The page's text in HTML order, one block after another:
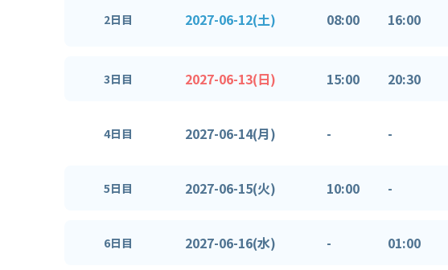
2日目 2027-06-12(土) 08:00 16:00
3日目 2027-06-13(日) 15:00 20:30
4日目 2027-06-14(月) - -
5日目 2027-06-15(火) 10:00 -
6日目 2027-06-16(水) - 01:00